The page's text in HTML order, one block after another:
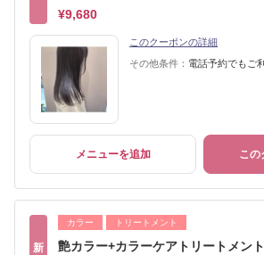
¥9,680
このクーポンの詳細
その他条件： 電話予約でもご
メニューを追加 この
新
カラー トリートメント
艶カラー+カラーケアトリートメン